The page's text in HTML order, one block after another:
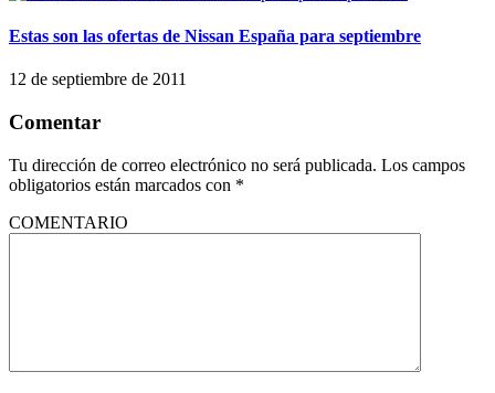
Estas son las ofertas de Nissan España para septiembre
12 de septiembre de 2011
Comentar
Tu dirección de correo electrónico no será publicada. Los campos
obligatorios están marcados con *
COMENTARIO